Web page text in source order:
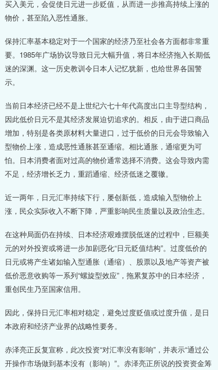
买入美元，会促使日元进一步贬值，从而进一步推高持续上涨的
物价，甚至陷入恶性通胀。
保持汇率基本稳定对于一个国家的经济乃至社会各方面都非常重
要。1985年广场协议导致日元大幅升值，将日本经济拖入长期低
迷的深渊。这一历史教训令日本人记忆犹新，也给世界各国警
示。
当前日本经济已经不是上世纪六七十年代高度出口主导型结构，
因此低价日元不是其经济发展迫切追求的。相反，由于进口商品
增加，特别是各类原材料大量进口，过于低价的日元会导致输入
型物价上涨，造成恶性通胀甚至通缩。相比通胀，通缩更为可
怕。日本消费者面对过高的物价通常选择不消费。这会导致内需
不足，经济增长乏力，重蹈通缩、经济低迷之覆辙。
近一两年，日元汇率持续下行，屡创新低，造成输入型物价上
涨，民众实际收入不断下降，严重影响民生质量以及政治生态。
在这种局面仍在持续、日本经济艰难摆脱低迷的过程中，巨额美
元的对外投资或将进一步加剧恶化“日元贬值结构”。过度低价的
日元或将产生诸如输入型通胀（通缩）、股票以及地产等资产被
低价恶意收购等一系列“螺旋型效应”，拖累复苏中的日本经济，
重创民生乃至国家信用。
因此，保持日元汇率相对稳定，避免过度贬值或过度升值，是日
本政府和经济产业界的战略性要务。
赤泽亮正反复宣称，此次投资“对汇率没有影响”，并表示“通过公
开操作市场做到基本没有（影响）”。赤泽亮正所说的投资资金筹